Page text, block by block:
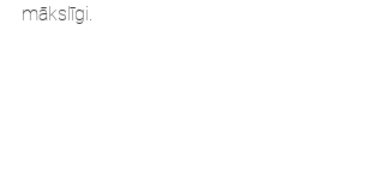
mākslīgi.